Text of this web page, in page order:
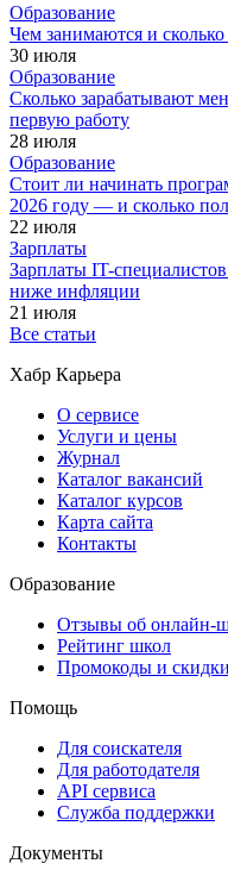
Образование
Чем занимаются и
30 июля
Образование
Сколько зарабатывают
первую работу
28 июля
Образование
Стоит ли начинать
2026 году — и сколько
22 июля
Зарплаты
Зарплаты IT-
ниже инфляции
21 июля
Все статьи
Хабр Карьера
О сервисе
Услуги и цены
Журнал
Каталог вакансий
Каталог курсов
Карта сайта
Контакты
Образование
Отзывы об онлайн-
Рейтинг школ
Промокоды и скидки
Помощь
Для соискателя
Для работодателя
API сервиса
Служба поддержки
Документы